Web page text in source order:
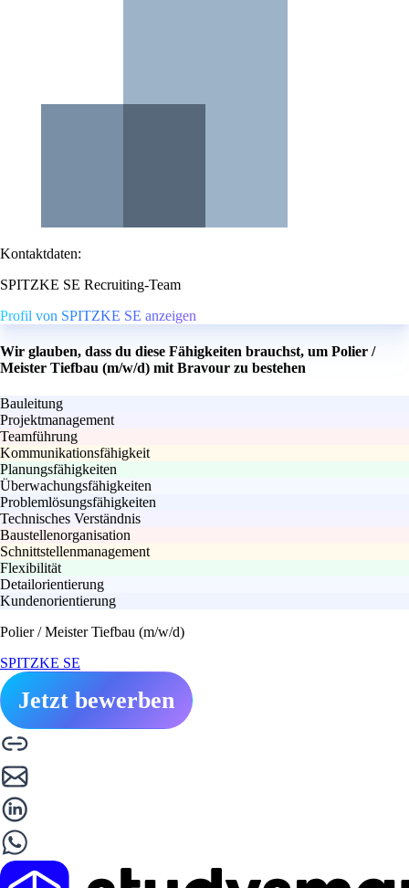
Kontaktdaten:
SPITZKE SE Recruiting-Team
Profil von SPITZKE SE anzeigen
Wir glauben, dass du diese Fähigkeiten brauchst, um Polier /
Meister Tiefbau (m/w/d) mit Bravour zu bestehen
Bauleitung
Projektmanagement
Teamführung
Kommunikationsfähigkeit
Planungsfähigkeiten
Überwachungsfähigkeiten
Problemlösungsfähigkeiten
Technisches Verständnis
Baustellenorganisation
Schnittstellenmanagement
Flexibilität
Detailorientierung
Kundenorientierung
Polier / Meister Tiefbau (m/w/d)
SPITZKE SE
Jetzt bewerben